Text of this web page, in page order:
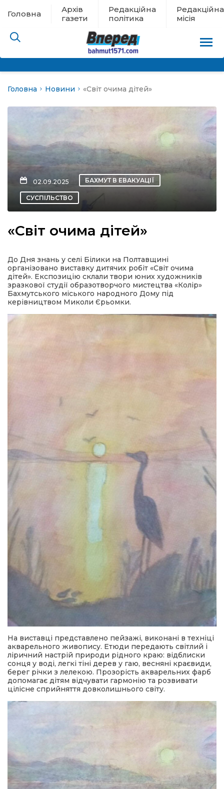
Головна
Архів
газети
Редакційна
політика
Редакційна
місія
евакуації
новини
Головна Новини «Світ очима дітей»
02.09.2025 БАХМУТ В ЕВАКУАЦІЇ
СУСПІЛЬСТВО
«Світ очима дітей»
До Дня знань у селі Білики на Полтавщині
організовано виставку дитячих робіт «Світ очима
дітей». Експозицію склали твори юних художників
зразкової студії образотворчого мистецтва «Колір»
Бахмутського міського народного Дому під
керівництвом Миколи Єрьомки.
На виставці представлено пейзажі, виконані в техніці
акварельного живопису. Етюди передають світлий і
ліричний настрій природи рідного краю: відблиски
сонця у воді, легкі тіні дерев у гаю, весняні краєвиди,
берег річки з лелекою. Прозорість акварельних фарб
допомагає дітям відчувати гармонію та розвивати
цілісне сприйняття довколишнього світу.